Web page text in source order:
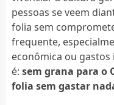
pessoas se veem
folia sem
frequente,
econômica ou
é: sem grana para o
folia sem gastar